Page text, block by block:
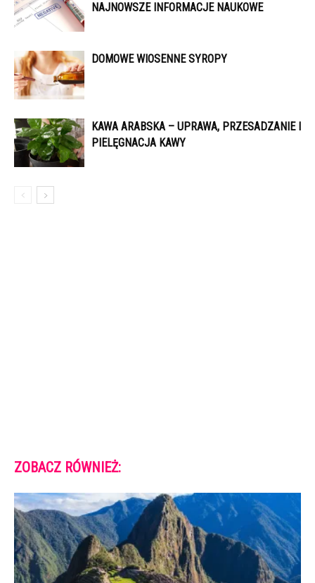
NAJNOWSZE INFORMACJE NAUKOWE
DOMOWE WIOSENNE SYROPY
KAWA ARABSKA – UPRAWA, PRZESADZANIE I
PIELĘGNACJA KAWY
ZOBACZ RÓWNIEŻ: